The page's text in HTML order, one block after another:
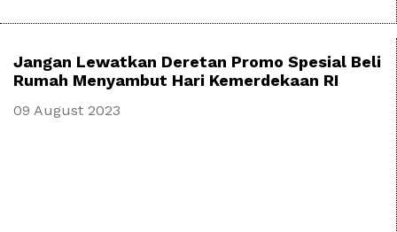
Jangan Lewatkan Deretan Promo Spesial Beli
Rumah Menyambut Hari Kemerdekaan RI
09 August 2023